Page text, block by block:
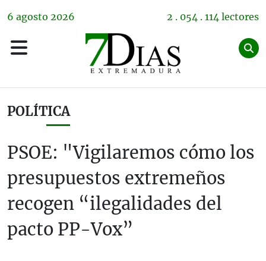
6 agosto 2026 2 . 054 . 114 lectores
POLÍTICA
PSOE: "Vigilaremos cómo los
presupuestos extremeños
recogen “ilegalidades del
pacto PP-Vox”